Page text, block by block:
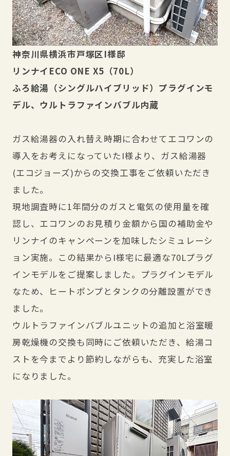
神奈川県横浜市戸塚区I様邸
リンナイECO ONE X5（70L）
ふろ給湯（シングルハイブリッド）プラグインモ
デル、ウルトラファインバブル内蔵
ガス給湯器の入れ替え時期に合わせてエコワンの
導入をお考えになっていたI様より、ガス給湯器
(エコジョーズ)からの交換工事をご依頼いただき
ました。
現地調査時に1年間分のガスと電気の使用量を確
認し、エコワンのお見積り金額から国の補助金や
リンナイのキャンペーンを加味したシミュレーシ
ョン実施。この結果からI様宅に最適な70Lプラグ
インモデルをご提案しました。プラグインモデル
なため、ヒートポンプとタンクの分離設置ができ
ました。
ウルトラファインバブルユニットの追加と浴室暖
房乾燥機の交換も同時にご依頼いただき、給湯コ
ストを今までより節約しながらも、充実した浴室
になりました。